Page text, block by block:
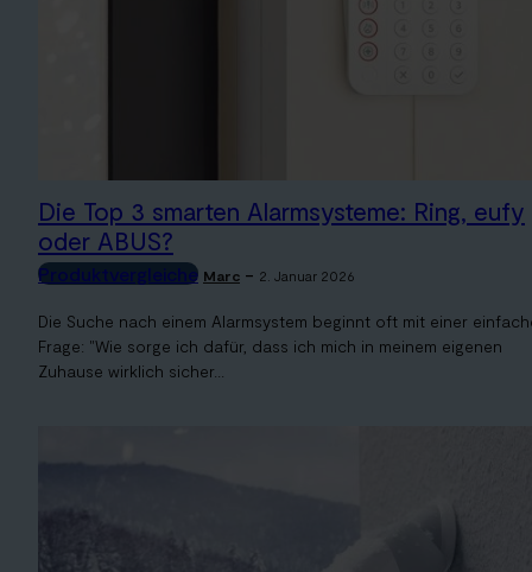
Die Top 3 smarten Alarmsysteme: Ring, eufy
oder ABUS?
Produktvergleiche Marc - 2. Januar 2026
Die Suche nach einem Alarmsystem beginnt oft mit einer
Frage: "Wie sorge ich dafür, dass ich mich in meinem eigenen
Zuhause wirklich sicher...